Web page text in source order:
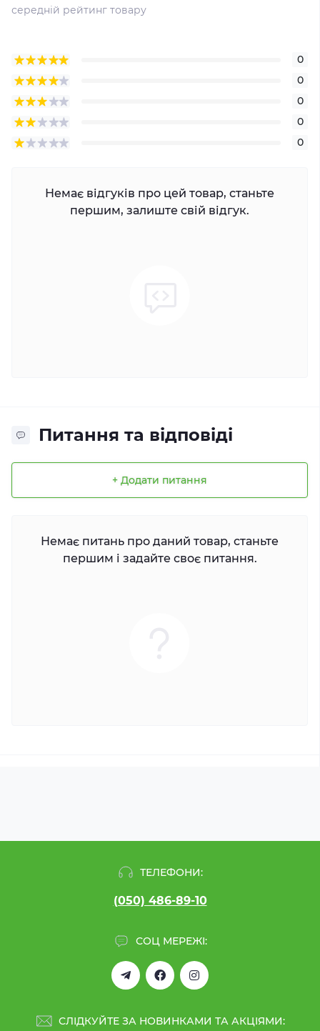
середній рейтинг товару
0
0
0
0
0
Немає відгуків про цей товар, станьте
першим, залиште свій відгук.
Питання та відповіді
+ Додати питання
Немає питань про даний товар, станьте
першим і задайте своє питання.
ТЕЛЕФОНИ:
(050) 486-89-10
СОЦ МЕРЕЖІ:
СЛІДКУЙТЕ ЗА НОВИНКАМИ ТА АКЦІЯМИ: